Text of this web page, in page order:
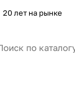
20 лет на рынке